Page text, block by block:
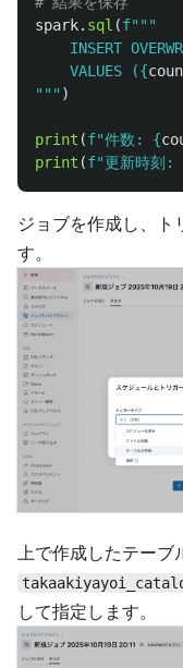
spark. sql (f"""
INSERT
    VALUES (
{
""" )
print (f"件数: {
print (f"更新時刻:
ジョブを作成し、ト
す。
上で作成したテーブ
して指定します。